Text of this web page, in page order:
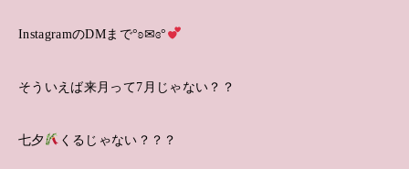
InstagramのDMまで°ʚ✉ɞ°
そういえば来月って7月じゃない？？
七夕 くるじゃない？？？